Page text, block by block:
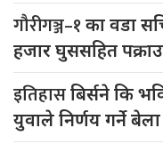
गौरीगञ्ज–१का वडा
हजार घुससहित पक्राउ
इतिहासबिर्सने कि
युवाले निर्णय गर्ने बेला